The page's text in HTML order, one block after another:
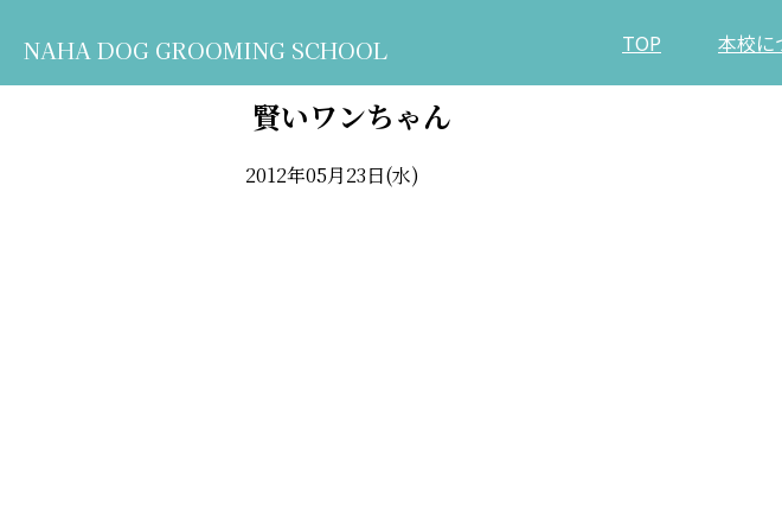
TOP 本校に
NAHA DOG GROOMING SCHOOL
賢いワンちゃん
2012年05月23日(水)